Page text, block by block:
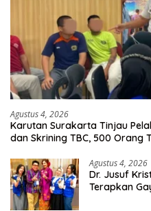
Agustus 4, 2026
Karutan Surakarta Tinjau
dan Skrining TBC, 500 Orang
Agustus 4, 2026
Dr. Jusuf
Terapkan